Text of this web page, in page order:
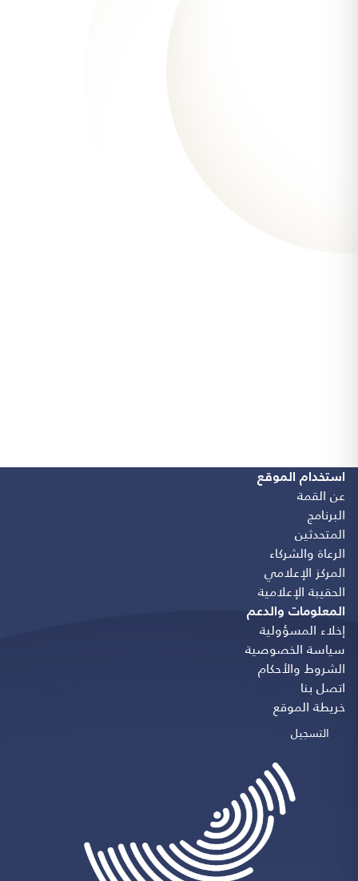
استخدام الموقع
عن القمة
البرنامج
المتحدثين
الرعاة والشركاء
المركز الإعلامي
الحقيبة الإعلامية
المعلومات والدعم
إخلاء المسؤولية
سياسة الخصوصية
الشروط والأحكام
اتصل بنا
خريطة الموقع
التسجيل